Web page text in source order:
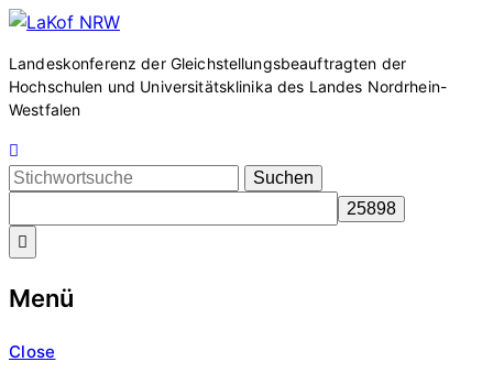
Zum
springen
LaKof
NRW
Landeskonferenz der Gleichstellungsbeauftragten der
Hochschulen und Universitätsklinika des Landes Nordrhein-
Westfalen
Search
Menü
Close